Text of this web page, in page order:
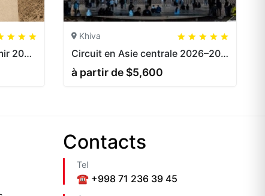
Circuit sur la Route du Pamir 2026–2027 | Vallée du Wakhan et M41
Khiva
Circuit en Asie centrale 2026–2027 | 23 jours et 5 pays
à partir de $5,600
Contacts
Tel
☎️ +998 71 236 39 45